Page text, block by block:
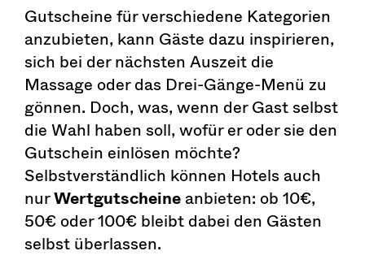
Gutscheine für verschiedene Kategorien
anzubieten, kann Gäste dazu inspirieren,
sich bei der nächsten Auszeit die
Massage oder das Drei-Gänge-Menü zu
gönnen. Doch, was, wenn der Gast selbst
die Wahl haben soll, wofür er oder sie den
Gutschein einlösen möchte?
Selbstverständlich können Hotels auch
nurWertgutscheineanbieten: ob 10€,
50€ oder 100€ bleibt dabei den Gästen
selbst überlassen.